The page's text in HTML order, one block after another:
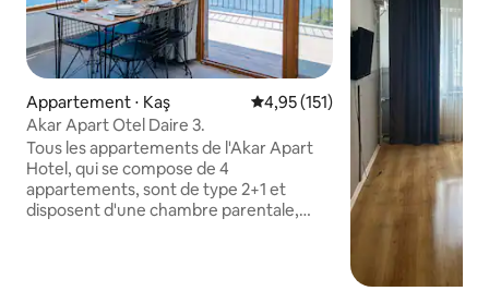
Appartement ⋅ Kaş Évaluation moyenne sur la
4,95 (151)
Akar Apart Otel Daire 3.
Tous les appartements de l'Akar Apart
Hotel, qui se compose de 4
appartements, sont de type 2+1 et
disposent d'une chambre parentale,